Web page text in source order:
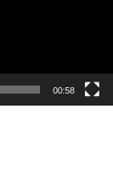
00:58